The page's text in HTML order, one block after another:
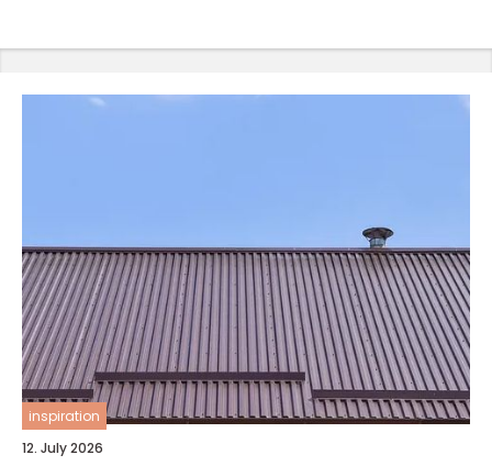
inspiration
12. July 2026